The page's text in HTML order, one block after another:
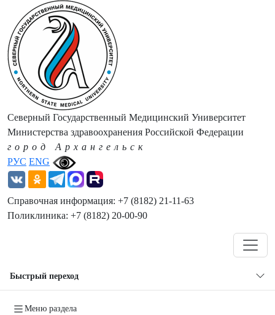
РУС ENG
Северный Государственный Медицинский Университет
Министерства здравоохранения Российской Федерации
город Архангельск
Справочная информация: +7 (8182) 21-11-63
Поликлиника: +7 (8182) 20-00-90
Быстрый переход
Меню раздела